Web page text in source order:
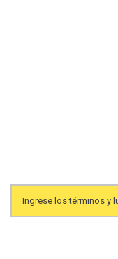
Search form